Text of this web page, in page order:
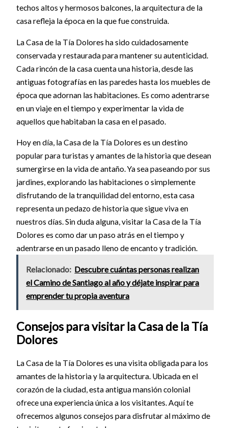
techos altos y hermosos balcones, la arquitectura de la
casa refleja la época en la que fue construida.
La Casa de la Tía Dolores ha sido cuidadosamente
conservada y restaurada para mantener su autenticidad.
Cada rincón de la casa cuenta una historia, desde las
antiguas fotografías en las paredes hasta los muebles de
época que adornan las habitaciones. Es como adentrarse
en un viaje en el tiempo y experimentar la vida de
aquellos que habitaban la casa en el pasado.
Hoy en día, la Casa de la Tía Dolores es un destino
popular para turistas y amantes de la historia que desean
sumergirse en la vida de antaño. Ya sea paseando por sus
jardines, explorando las habitaciones o simplemente
disfrutando de la tranquilidad del entorno, esta casa
representa un pedazo de historia que sigue viva en
nuestros días. Sin duda alguna, visitar la Casa de la Tía
Dolores es como dar un paso atrás en el tiempo y
adentrarse en un pasado lleno de encanto y tradición.
Relacionado: Descubre cuántas personas realizan
el Camino de Santiago al año y déjate inspirar para
emprender tu propia aventura
Consejos para visitar la Casa de la Tía
Dolores
La Casa de la Tía Dolores es una visita obligada para los
amantes de la historia y la arquitectura. Ubicada en el
corazón de la ciudad, esta antigua mansión colonial
ofrece una experiencia única a los visitantes. Aquí te
ofrecemos algunos consejos para disfrutar al máximo de